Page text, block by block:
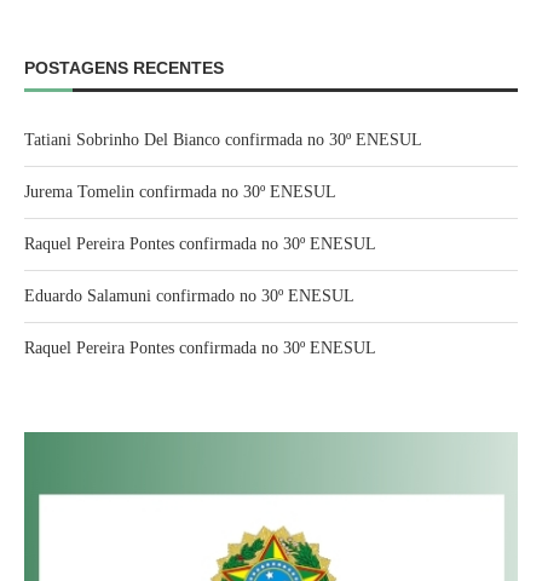
POSTAGENS RECENTES
Tatiani Sobrinho Del Bianco confirmada no 30º ENESUL
Jurema Tomelin confirmada no 30º ENESUL
Raquel Pereira Pontes confirmada no 30º ENESUL
Eduardo Salamuni confirmado no 30º ENESUL
Raquel Pereira Pontes confirmada no 30º ENESUL